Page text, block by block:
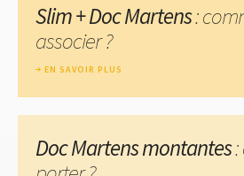
Slim + Doc Martens:
associer ?
EN SAVOIR PLUS
Doc Martens montantes: